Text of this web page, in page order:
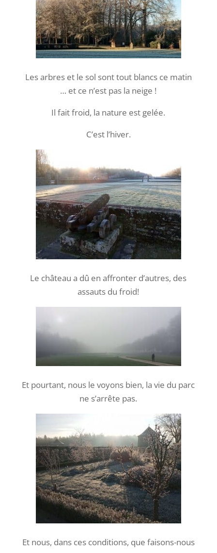
Les arbres et le sol sont tout blancs ce matin
… et ce n’est pas la neige !
Il fait froid, la nature est gelée.
C’est l’hiver.
Le château a dû en affronter d’autres, des
assauts du froid!
Et pourtant, nous le voyons bien, la vie du parc
ne s’arrête pas.
Et nous, dans ces conditions, que faisons-nous